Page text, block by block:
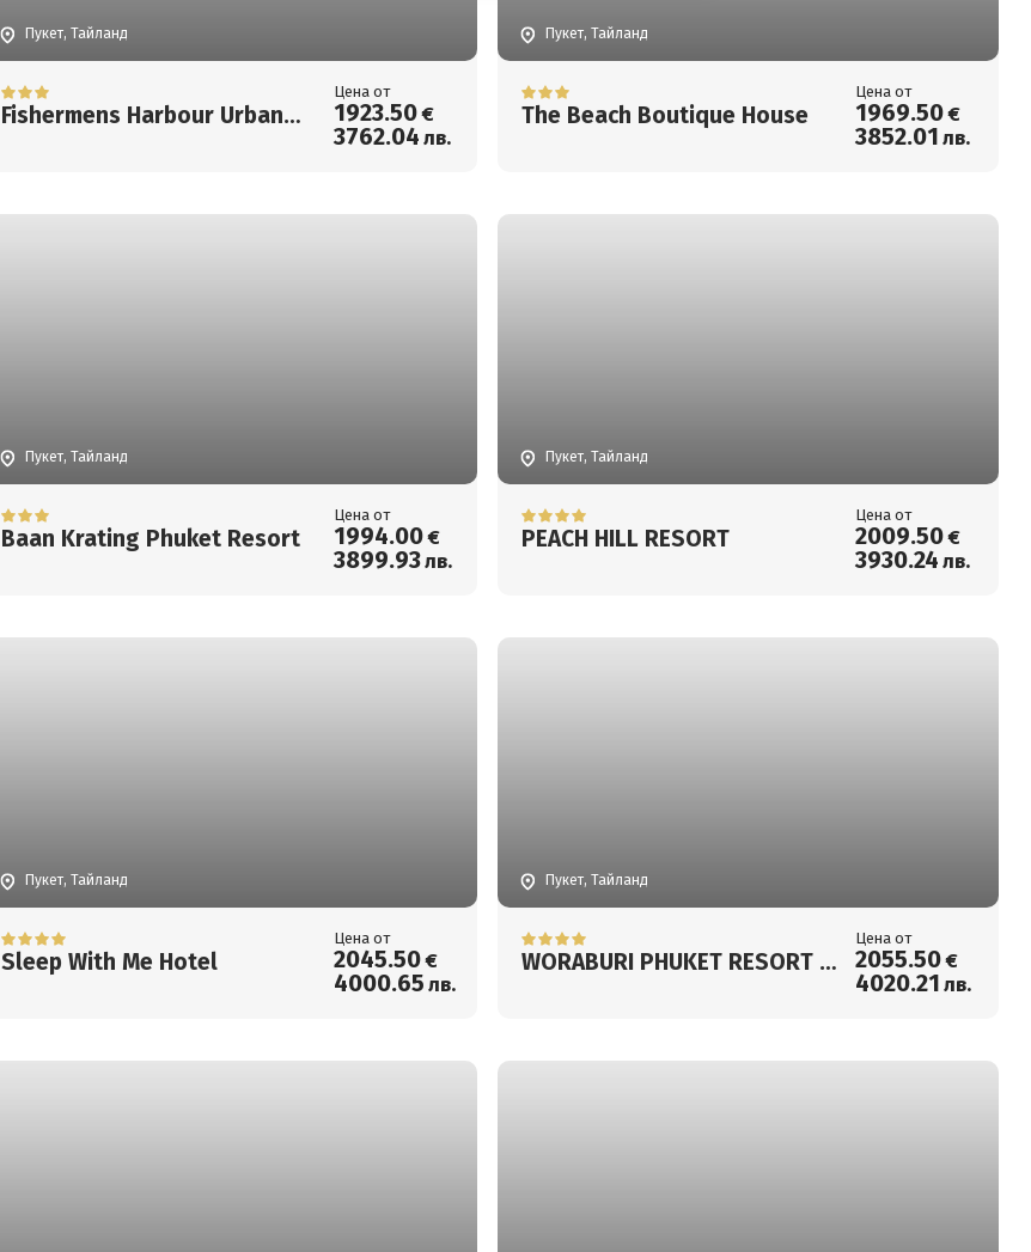
Пукет, Тайланд
Fishermens Harbour Urban
Цена от
1923.50€
3762.04 лв.
Пукет, Тайланд
The Beach Boutique House
Цена от
1969.50€
3852.01лв.
Пукет, Тайланд
Baan Krating Phuket Resort
Цена от
1994.00€
3899.93лв.
Пукет, Тайланд
PEACH HILL RESORT
Цена от
2009.50€
3930.24лв.
Пукет, Тайланд
Sleep With Me Hotel
Цена от
2045.50€
4000.65 лв.
Пукет, Тайланд
WORABURI PHUKET RESORT &
Цена от
2055.50€
4020.21лв.